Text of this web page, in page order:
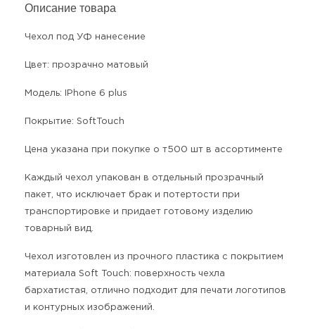
Описание товара
Чехол под УФ нанесение
Цвет: прозрачно матовый
Модель: IPhone 6 plus
Покрытие: SoftTouch
Цена указана при покупке о т500 шт в ассортименте
Каждый чехол упакован в отдельный прозрачный
пакет, что исключает брак и потертости при
транспортировке и придает готовому изделию
товарный вид.
Чехол изготовлен из прочного пластика с покрытием
материала Soft Touch: поверхность чехла
бархатистая, отлично подходит для печати логотипов
и контурных изображений.